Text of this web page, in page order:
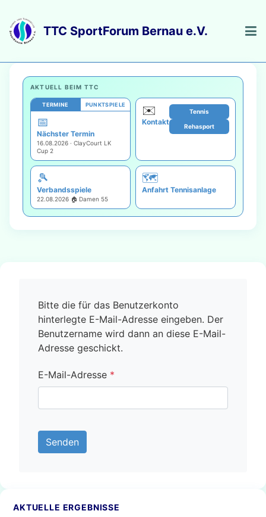
AKTUELL BEIM TTC
TERMINE PUNKTSPIELE
📅
Nächster Termin
16.08.2026 · ClayCourt LK
Cup 2
✉️
Kontakt
Tennis
Rehasport
🎾
Verbandsspiele
22.08.2026 🏠 Damen 55
🗺️
Anfahrt Tennisanlage
Bitte die für das Benutzerkonto
hinterlegte E-Mail-Adresse eingeben. Der
Benutzername wird dann an diese E-Mail-
Adresse geschickt.
E-Mail-Adresse *
Senden
AKTUELLE ERGEBNISSE